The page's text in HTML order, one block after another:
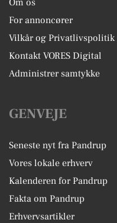
Om os
For annoncører
Vilkår og Privatlivspolitik
Kontakt VORES Digital
Administrer samtykke
GENVEJE
Seneste nyt fra Pandrup
Vores lokale erhverv
Kalenderen for Pandrup
Fakta om Pandrup
Erhvervsartikler